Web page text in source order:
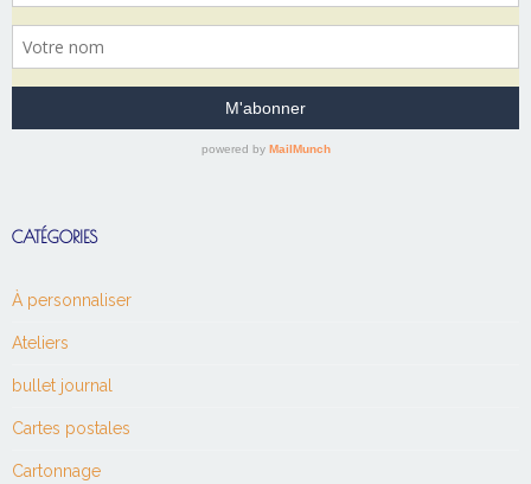
CATÉGORIES
À personnaliser
Ateliers
bullet journal
Cartes postales
Cartonnage